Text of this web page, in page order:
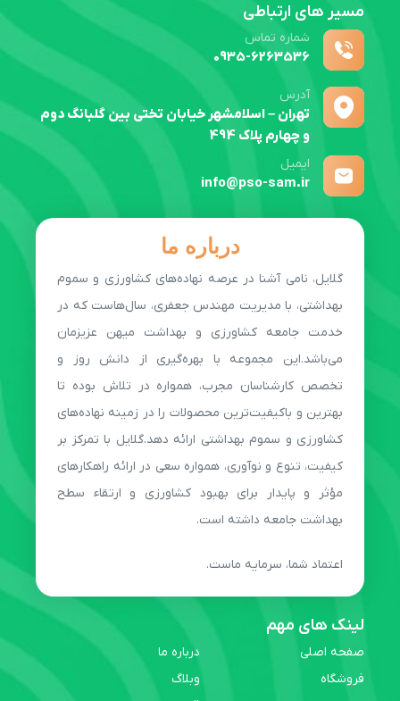
لینک های مهم
صفحه اصلی
فروشگاه
درباره ما
وبلاگ
درباره ما
گلایل، نامی آشنا در عرصه نهاده‌های کشاورزی و سموم
بهداشتی، با مدیریت مهندس جعفری، سال‌هاست که در
خدمت جامعه کشاورزی و بهداشت میهن عزیزمان
می‌باشد.این مجموعه با بهره‌گیری از دانش روز و
تخصص کارشناسان مجرب، همواره در تلاش بوده تا
بهترین و باکیفیت‌ترین محصولات را در زمینه نهاده‌های
کشاورزی و سموم بهداشتی ارائه دهد.گلایل با تمرکز بر
کیفیت، تنوع و نوآوری، همواره سعی در ارائه راهکارهای
مؤثر و پایدار برای بهبود کشاورزی و ارتقاء سطح
بهداشت جامعه داشته است.
اعتماد شما، سرمایه ماست.
مسیر های ارتباطی
شماره تماس
0935-6263536
آدرس
تهران – اسلامشهر خیابان تختی بین گلبانگ دوم
و چهارم پلاک 494
ایمیل
info@pso-sam.ir